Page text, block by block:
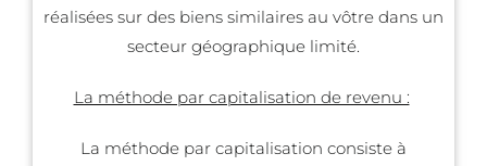
réalisées sur des biens similaires au vôtre dans un
secteur géographique limité.
La méthode par capitalisation de revenu :
La méthode par capitalisation consiste à